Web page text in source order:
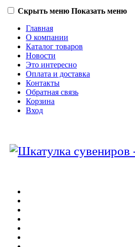
Скрыть меню Показать меню
Главная
О компании
Каталог товаров
Новости
Это интересно
Оплата и доставка
Контакты
Обратная связь
Корзина
Вход